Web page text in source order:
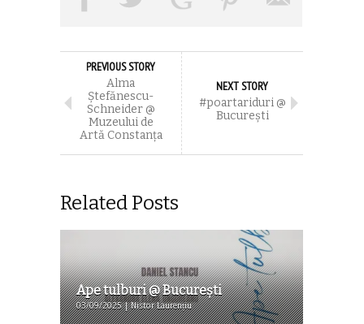
PREVIOUS STORY
Alma
Ștefănescu-
Schneider @
Muzeului de
Artă Constanța
NEXT STORY
#poartariduri @
Bucureşti
Related Posts
Ape tulburi @ Bucureşti
03/09/2025 | Nistor Laurențiu